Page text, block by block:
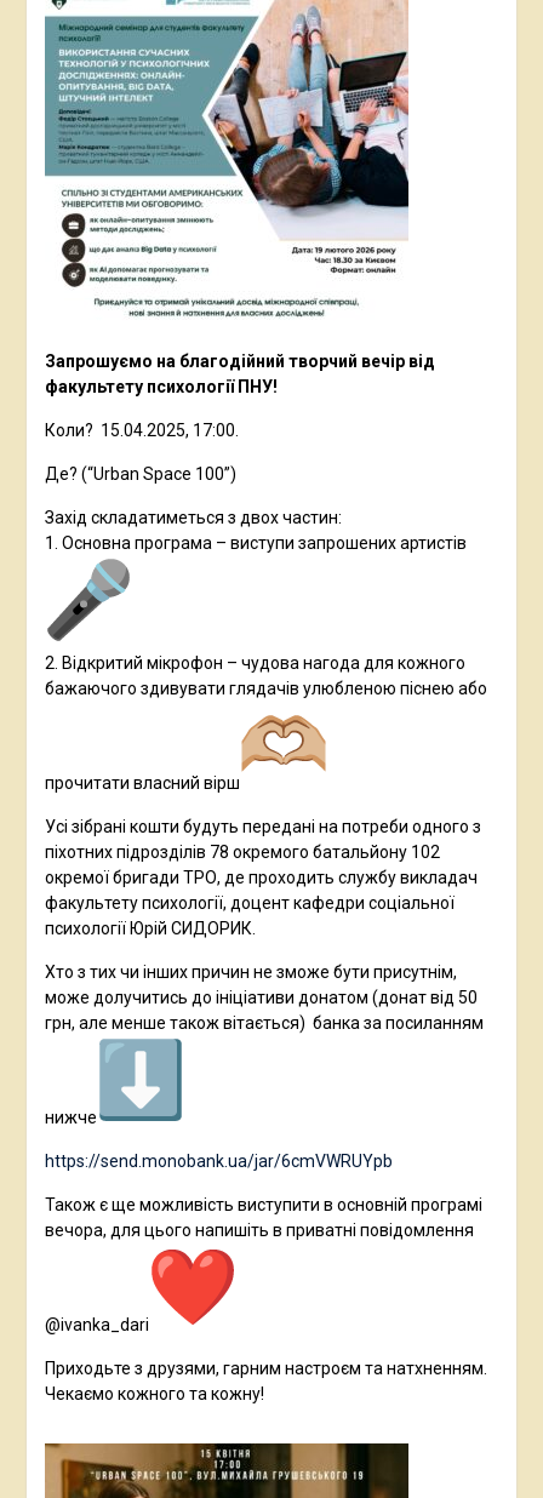
Запрошуємо на благодійний творчий вечір від
факультету психології ПНУ!
Коли? 15.04.2025, 17:00.
Де? (“Urban Space 100”)
Захід складатиметься з двох частин:
1. Основна програма – виступи запрошених артистів
2. Відкритий мікрофон – чудова нагода для кожного
бажаючого здивувати глядачів улюбленою піснею або
прочитати власний вірш
Усі зібрані кошти будуть передані на потреби одного з
піхотних підрозділів 78 окремого батальйону 102
окремої бригади ТРО, де проходить службу викладач
факультету психології, доцент кафедри соціальної
психології Юрій СИДОРИК.
Хто з тих чи інших причин не зможе бути присутнім,
може долучитись до ініціативи донатом (донат від 50
грн, але менше також вітається) банка за посиланням
нижче
https://send.monobank.ua/jar/6cmVWRUYpb
Також є ще можливість виступити в основній програмі
вечора, для цього напишіть в приватні повідомлення
@ivanka_dari
Приходьте з друзями, гарним настроєм та натхненням.
Чекаємо кожного та кожну!